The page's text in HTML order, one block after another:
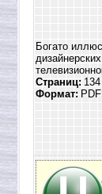
Богато
Страниц: 134
Формат: PDF